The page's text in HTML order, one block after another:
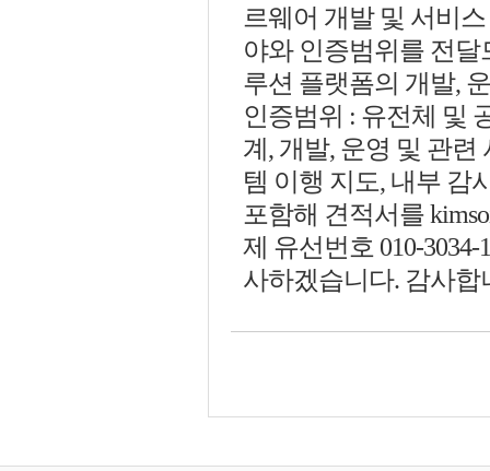
르웨어 개발 및 서비
야와 인증범위를 전
루션 플랫폼의 개발,
인증범위 : 유전체 및
계, 개발, 운영 및 관
템 이행 지도, 내부 감
포함해 견적서를
제 유선번호 010-
사하겠습니다. 감사합